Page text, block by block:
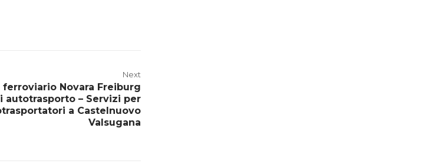
Next
Novara Freiburg
autotrasporto – Servizi per
a Castelnuovo
Valsugana